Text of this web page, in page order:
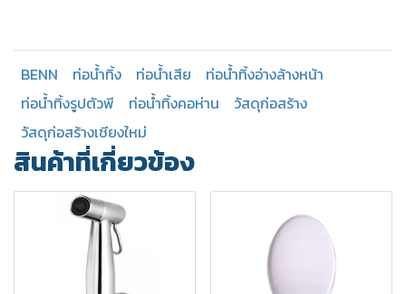
BENN ท่อน้ำทิ้ง ท่อน้ำเสีย
ท่อน้ำทิ้งอ่างล้างหน้า
ท่อน้ำทิ้งรูปตัวพี
ท่อน้ำทิ้งคอห่าน
วัสดุก่อสร้าง
วัสดุก่อสร้างเชียงใหม่
สินค้าที่เกี่ยวข้อง